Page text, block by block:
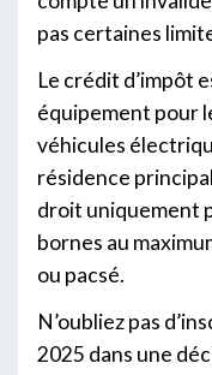
pas certaines
Le crédit d’impôt
équipement pour
véhicules
résidence
droit uniquement
bornes au
ou pacsé.
N’oubliez pas
2025 dans une